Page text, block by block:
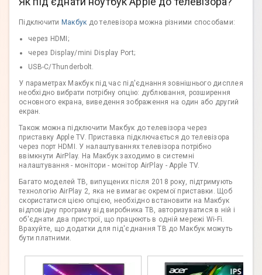
Підключити Макбук до телевізора можна різними способами:
через HDMI;
через Display/mini Display Port;
USB-C/Thunderbolt.
У параметрах Макбук під час під'єднання зовнішнього дисплея
необхідно вибрати потрібну опцію: дублювання, розширення
основного екрана, виведення зображення на один або другий
екран.
Також можна підключити Макбук до телевізора через
приставку Apple TV. Приставка підключається до телевізора
через порт HDMI. У налаштуваннях телевізора потрібно
ввімкнути AirPlay. На Макбук заходимо в системні
налаштування - монітори - монітор AirPlay - Apple TV.
Багато моделей ТВ, випущених після 2018 року, підтримують
технологію AirPlay 2, яка не вимагає окремої приставки. Щоб
скористатися цією опцією, необхідно встановити на Макбук
відповідну програму від виробника ТВ, авторизуватися в ній і
об'єднати два пристрої, що працюють в одній мережі Wi-Fi.
Врахуйте, що додатки для під'єднання ТВ до Макбук можуть
бути платними.